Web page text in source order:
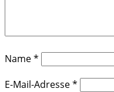
Name*
E-Mail-Adresse*